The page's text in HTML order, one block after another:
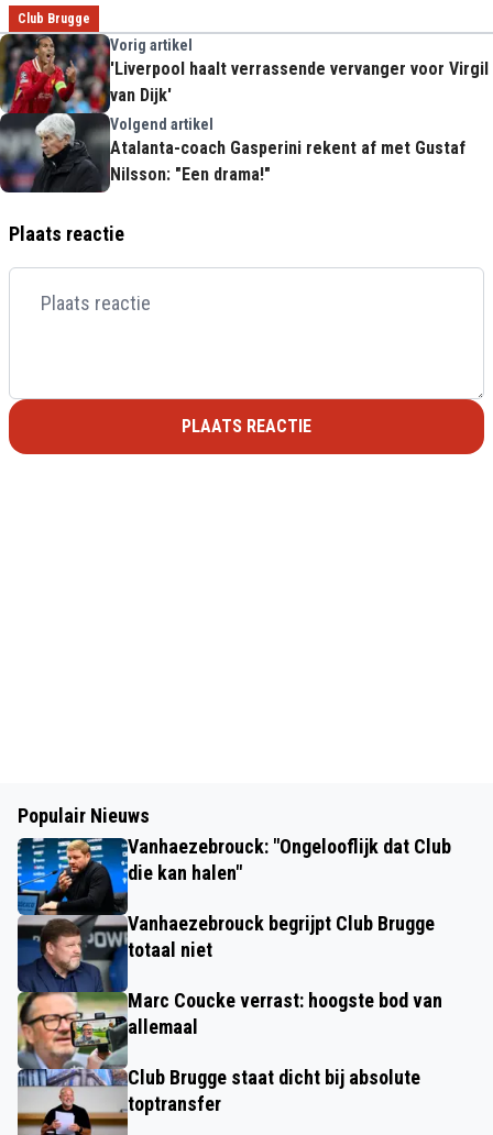
Club Brugge
Vorig artikel
'Liverpool haalt verrassende vervanger voor Virgil
van Dijk'
Volgend artikel
Atalanta-coach Gasperini rekent af met Gustaf
Nilsson: "Een drama!"
Plaats reactie
PLAATS REACTIE
Populair Nieuws
Vanhaezebrouck: "Ongelooflijk dat Club
die kan halen"
Vanhaezebrouck begrijpt Club Brugge
totaal niet
Marc Coucke verrast: hoogste bod van
allemaal
Club Brugge staat dicht bij absolute
toptransfer